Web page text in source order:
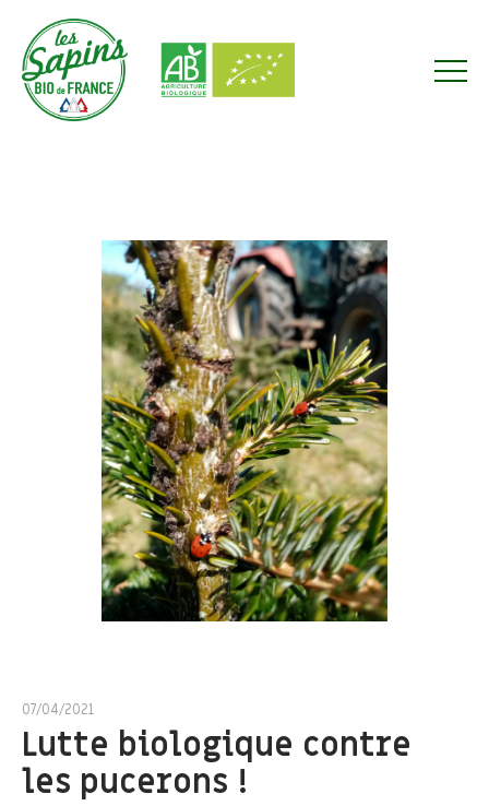
07/04/2021
Lutte biologique contre
les pucerons !